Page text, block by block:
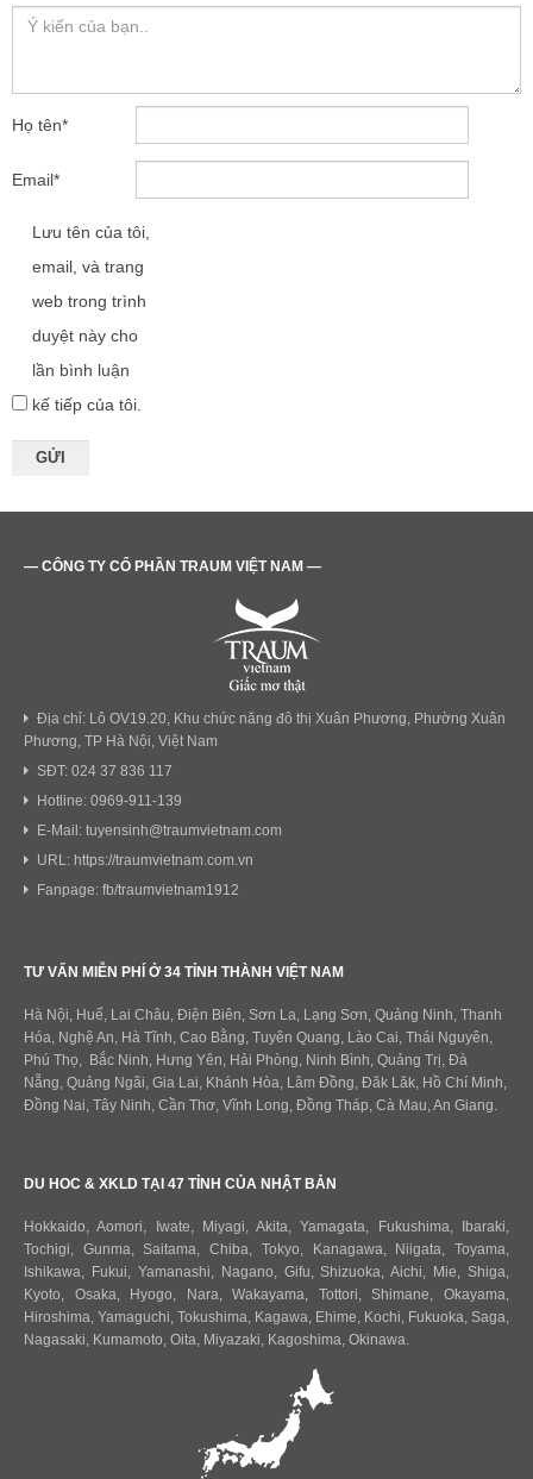
Họ tên*
Email*
Lưu tên của tôi,
email, và trang
web trong trình
duyệt này cho
lần bình luận
kế tiếp của tôi.
— CÔNG TY CỔ PHẦN TRAUM VIỆT NAM —
Địa chỉ: Lô OV19.20, Khu chức năng đô thị Xuân Phương, Phường Xuân
Phương, TP Hà Nội, Việt Nam
SĐT: 024 37 836 117
Hotline: 0969-911-139
E-Mail: tuyensinh@traumvietnam.com
URL: https://traumvietnam.com.vn
Fanpage: fb/traumvietnam1912
TƯ VẤN MIỄN PHÍ Ở 34 TỈNH THÀNH VIỆT NAM
Hà Nội, Huế, Lai Châu, Điện Biên, Sơn La, Lạng Sơn, Quảng Ninh, Thanh
Hóa, Nghệ An, Hà Tĩnh, Cao Bằng, Tuyên Quang, Lào Cai, Thái Nguyên,
Phú Thọ, Bắc Ninh, Hưng Yên, Hải Phòng, Ninh Bình, Quảng Trị, Đà
Nẵng, Quảng Ngãi, Gia Lai, Khánh Hòa, Lâm Đồng, Đăk Lăk, Hồ Chí Minh,
Đồng Nai, Tây Ninh, Cần Thơ, Vĩnh Long, Đồng Tháp, Cà Mau, An Giang.
DU HOC & XKLD TẠI 47 TỈNH CỦA NHẬT BẢN
Hokkaido,Aomori, Iwate, Miyagi,Akita,Yamagata, Fukushima, Ibaraki,
Tochigi, Gunma, Saitama,Chiba, Tokyo, Kanagawa, Niigata,Toyama,
Ishikawa, Fukui, Yamanashi, Nagano, Gifu, Shizuoka,Aichi, Mie, Shiga,
Kyoto, Osaka, Hyogo, Nara,Wakayama, Tottori, Shimane,Okayama,
Hiroshima, Yamaguchi, Tokushima, Kagawa, Ehime, Kochi, Fukuoka, Saga,
Nagasaki, Kumamoto, Oita, Miyazaki, Kagoshima, Okinawa.